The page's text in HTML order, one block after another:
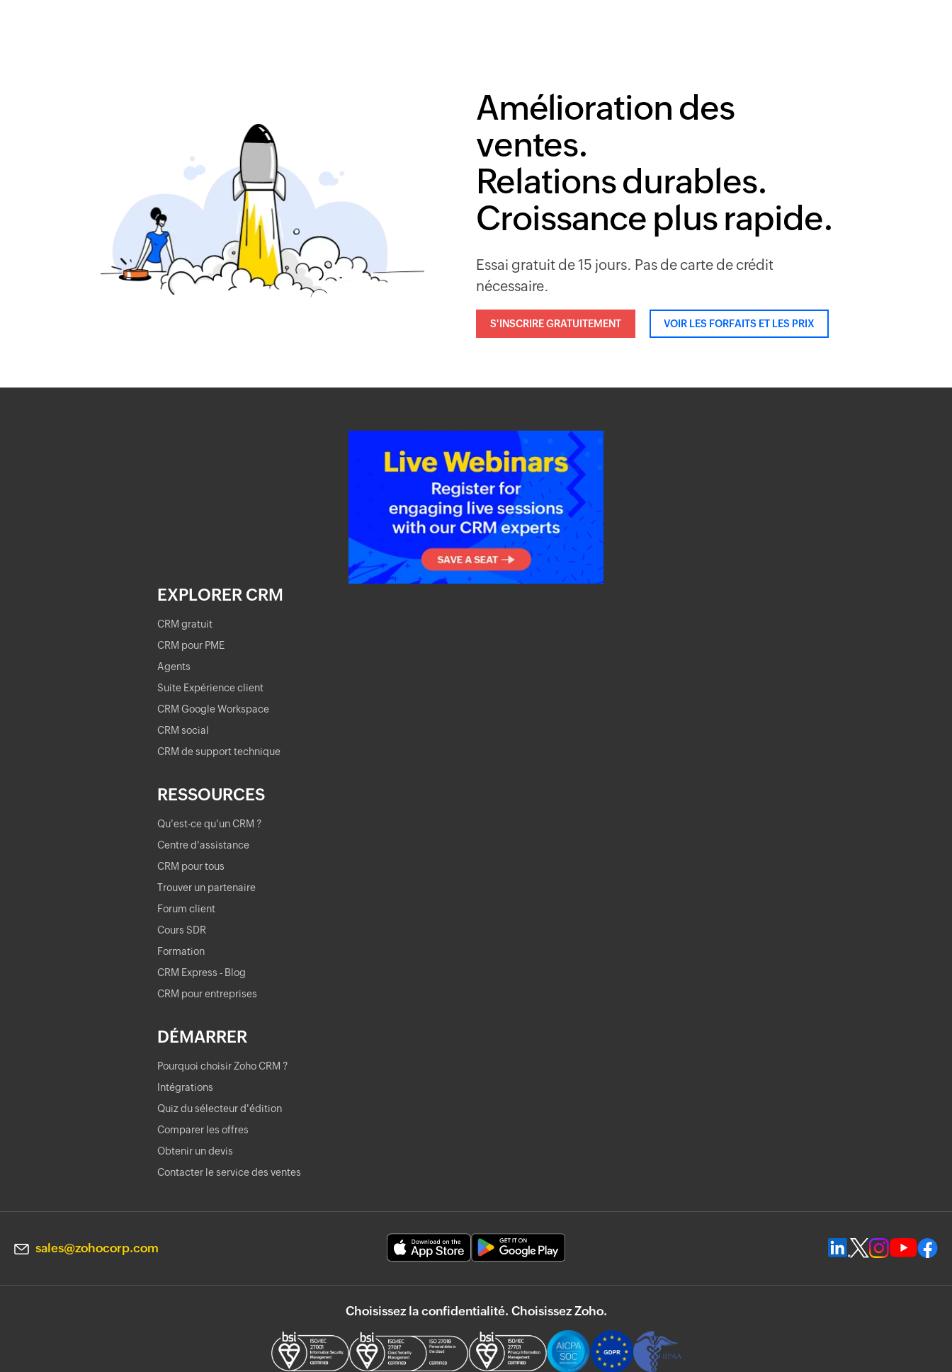
Amélioration des
ventes.
Relations durables.
Croissance plus rapide.
Essai gratuit de 15 jours. Pas de carte de crédit
nécessaire.
S'INSCRIRE GRATUITEMENT VOIR LES FORFAITS ET LES PRIX
EXPLORER CRM
CRM gratuit
CRM pour PME
Agents
Suite Expérience client
CRM Google Workspace
CRM social
CRM de support technique
RESSOURCES
Qu'est-ce qu'un CRM ?
Centre d'assistance
CRM pour tous
Trouver un partenaire
Forum client
Cours SDR
Formation
CRM Express - Blog
CRM pour entreprises
DÉMARRER
Pourquoi choisir Zoho CRM ?
Intégrations
Quiz du sélecteur d'édition
Comparer les offres
Obtenir un devis
Contacter le service des ventes
sales@zohocorp.com
Choisissez la confidentialité. Choisissez Zoho.